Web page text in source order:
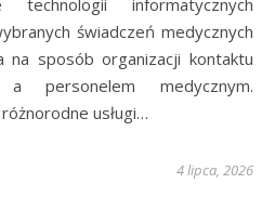
świadczeń medycznych
na sposób organizacji kontaktu
personelem medycznym.
usługi…
4 lipca, 2026